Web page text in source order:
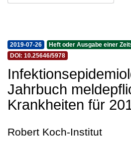
2019-07-26
Heft oder Ausgabe einer
DOI: 10.25646/5978
Jahrbuch
Krankheiten für
Robert Koch-Institut